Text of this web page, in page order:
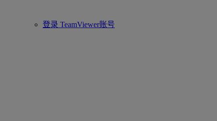
登录 TeamViewer账号